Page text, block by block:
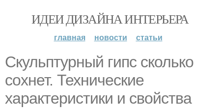
ИДЕИ ДИЗАЙНА ИНТЕРЬЕРА
главная новости статьи
Скульптурный гипс сколько
сохнет. Технические
характеристики и свойства